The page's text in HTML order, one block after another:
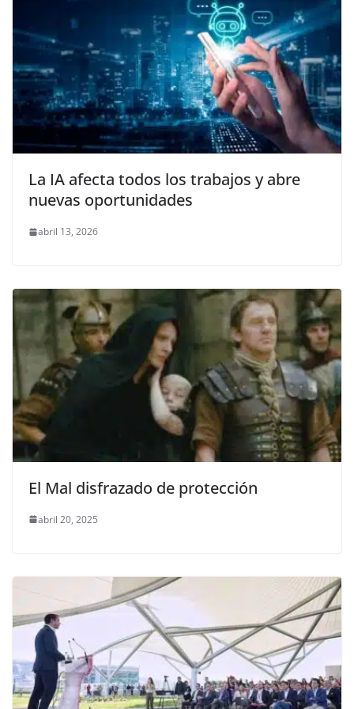
La IA afecta todos los trabajos y abre
nuevas oportunidades
abril 13, 2026
El Mal disfrazado de protección
abril 20, 2025